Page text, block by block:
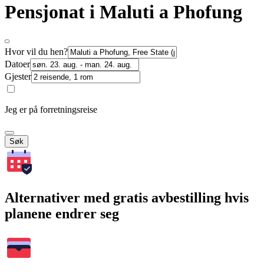
Pensjonat i Maluti a Phofung
Hvor vil du hen?
Datoer
Gjester
Jeg er på forretningsreise
Søk
Alternativer med gratis avbestilling hvis
planene endrer seg